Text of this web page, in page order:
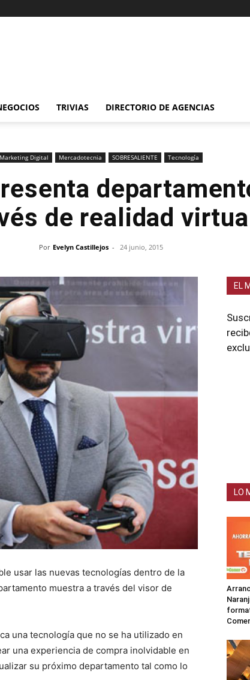
TRIVIAS DIRECTORIO DE AGENCIAS
Marketing Digital Mercadotecnia SOBRESALIENTE Tecnología
de realidad virtual
Por Evelyn Castillejos - 24 junio, 2015
usar las nuevas tecnologías dentro de la
muestra a través del visor de
una tecnología que no se ha utilizado en
una experiencia de compra inolvidable en
su próximo departamento tal como lo
EL
LO
Comer